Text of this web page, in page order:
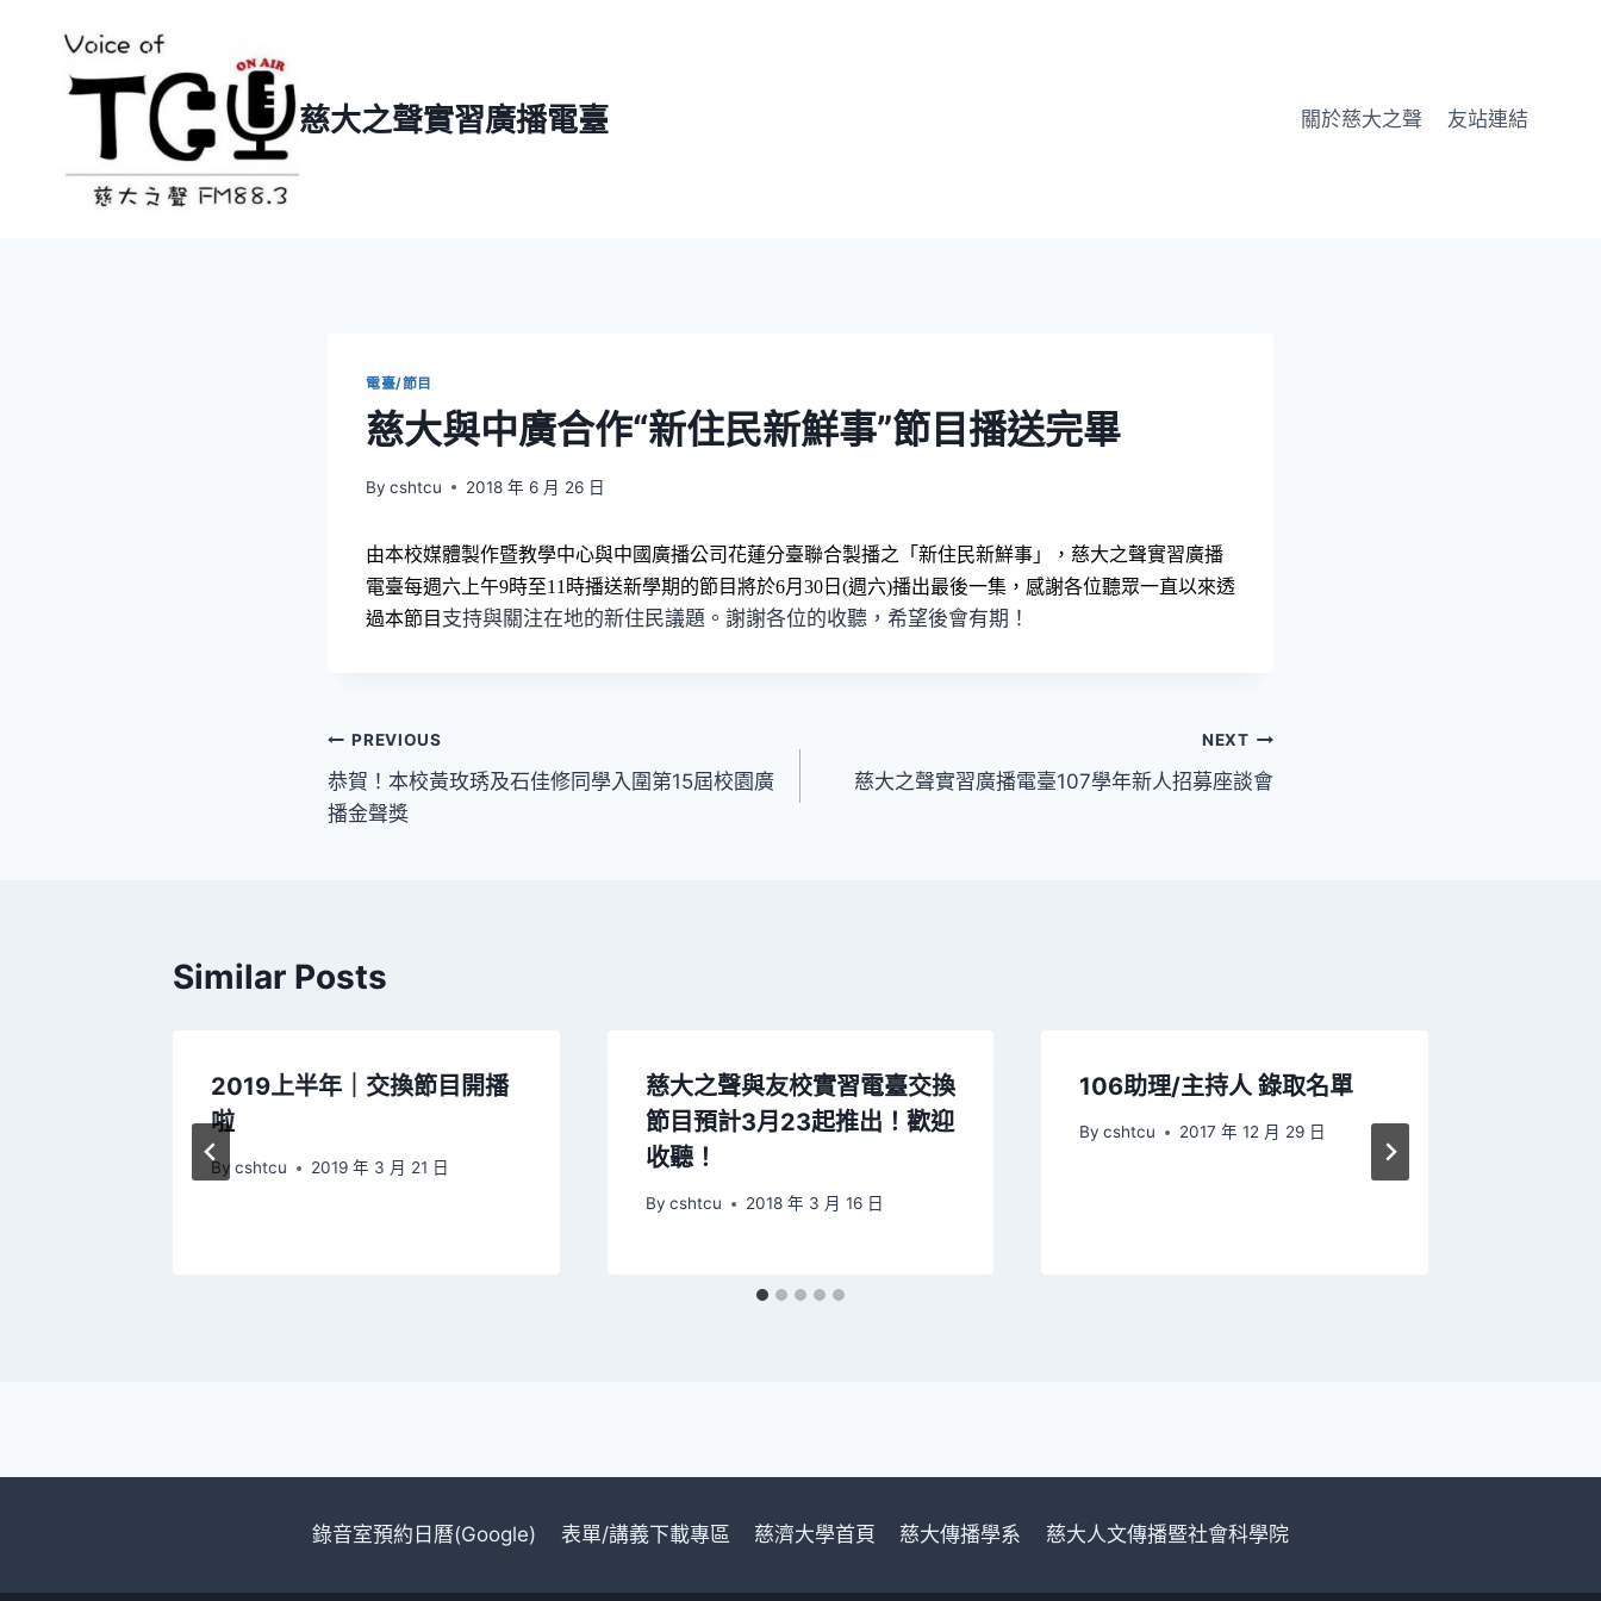
content
慈大之聲實習廣播電臺 關於慈大之聲 友站連結
電臺/節目
慈大與中廣合作“新住民新鮮事”節目播送完畢
By cshtcu 2018 年 6 月 26 日
由本校媒體製作暨教學中心與中國廣播公司花蓮分臺聯合製播之「新住民新鮮事」，慈大之聲實習廣播
電臺每週六上午9時至11時播送新學期的節目將於6月30日(週六)播出最後一集，感謝各位聽眾一直以來透
過本節目 支持與關注在地的新住民議題。謝謝各位的收聽，希望後會有期！
文
章
PREVIOUS
恭賀！本校黃玫琇及石佳修同學入圍第15屆校園廣
播金聲獎
NEXT
慈大之聲實習廣播電臺107學年新人招募座談會
Similar Posts
2019上半年｜交換節目開播
啦
By cshtcu 2019 年 3 月 21 日
慈大之聲與友校實習電臺交換
節目預計3月23起推出！歡迎
收聽！
By cshtcu 2018 年 3 月 16 日
106助理/主持人 錄取名單
By cshtcu 2017 年 12 月 29 日
錄音室預約日曆(Google) 表單/講義下載專區 慈濟大學首頁 慈大傳播學系 慈大人文傳播暨社會科學院